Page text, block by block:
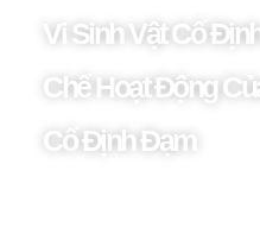
Vi Sinh Vật Cố
Chế Hoạt Động
Cố Định Đạm